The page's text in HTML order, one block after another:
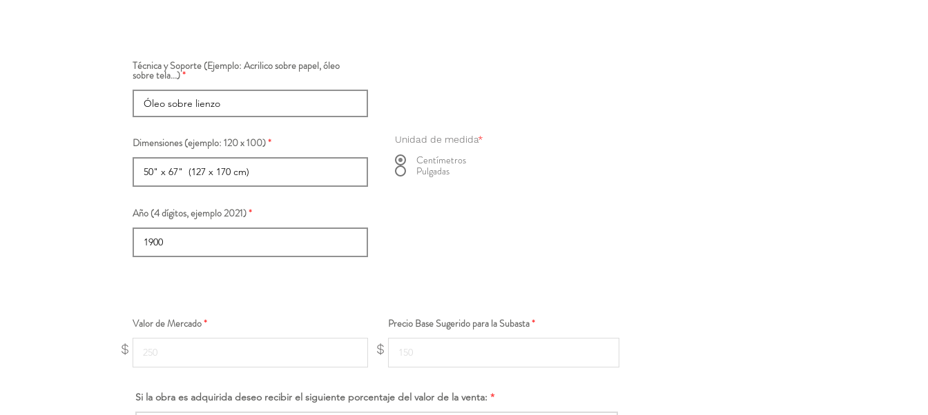
Técnica y Soporte (Ejemplo: Acrilico sobre papel, óleo
sobre tela...)
Dimensiones (ejemplo: 120 x 100) Unidad de medida*
Centímetros
Pulgadas
Año (4 dígitos, ejemplo 2021)
$
Valor de Mercado
$
Precio Base Sugerido para la Subasta
Si la obra es adquirida deseo recibir el siguiente porcentaje del valor de la venta: